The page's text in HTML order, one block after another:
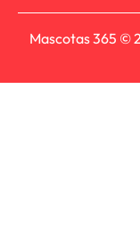
Mascotas 365 ©